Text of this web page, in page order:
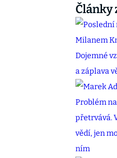
Články